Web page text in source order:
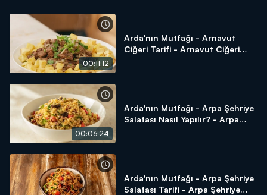
00:11:12
Arda'nın Mutfağı - Arnavut
Ciğeri Tarifi - Arnavut Ciğeri
00:06:24
Arda'nın Mutfağı - Arpa Şehriye
Salatası Nasıl Yapılır? - Arpa
Arda'nın Mutfağı - Arpa Şehriye
Salatası Tarifi - Arpa Şehriye